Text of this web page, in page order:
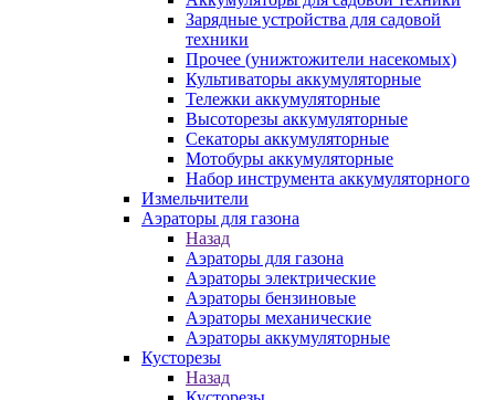
Зарядные устройства для садовой
техники
Прочее (унижтожители насекомых)
Культиваторы аккумуляторные
Тележки аккумуляторные
Высоторезы аккумуляторные
Секаторы аккумуляторные
Мотобуры аккумуляторные
Набор инструмента аккумуляторного
Измельчители
Аэраторы для газона
Назад
Аэраторы для газона
Аэраторы электрические
Аэраторы бензиновые
Аэраторы механические
Аэраторы аккумуляторные
Кусторезы
Назад